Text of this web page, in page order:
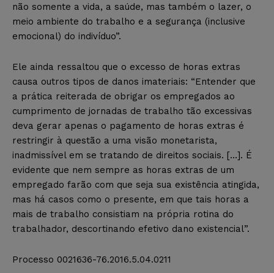
não somente a vida, a saúde, mas também o lazer, o
meio ambiente do trabalho e a segurança (inclusive
emocional) do indivíduo”.
Ele ainda ressaltou que o excesso de horas extras
causa outros tipos de danos imateriais: “Entender que
a prática reiterada de obrigar os empregados ao
cumprimento de jornadas de trabalho tão excessivas
deva gerar apenas o pagamento de horas extras é
restringir à questão a uma visão monetarista,
inadmissível em se tratando de direitos sociais. […]. É
evidente que nem sempre as horas extras de um
empregado farão com que seja sua existência atingida,
mas há casos como o presente, em que tais horas a
mais de trabalho consistiam na própria rotina do
trabalhador, descortinando efetivo dano existencial”.
Processo 0021636-76.2016.5.04.0211